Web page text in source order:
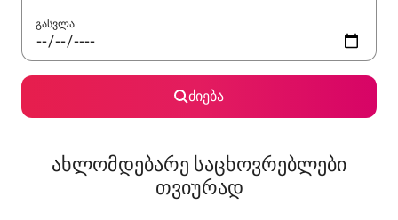
გასვლა
ძიება
ახლომდებარე საცხოვრებლები
თვიურად